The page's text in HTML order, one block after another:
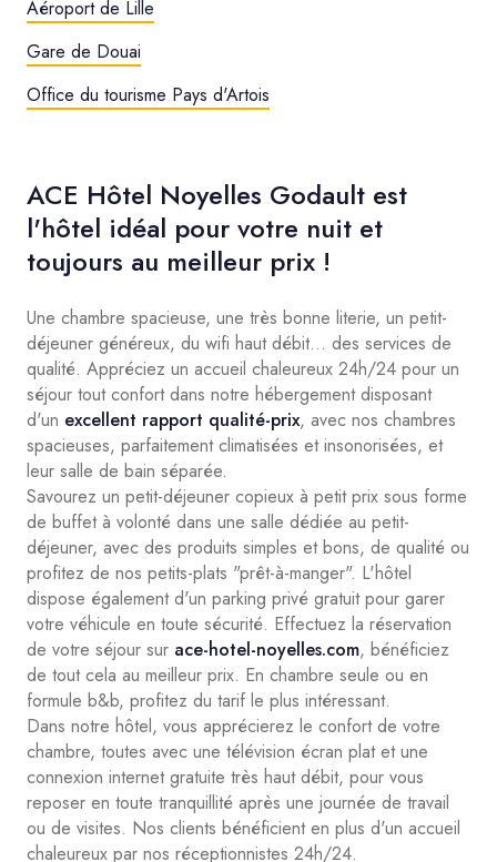
Aéroport de Lille
Gare de Douai
Office du tourisme Pays d'Artois
ACE Hôtel Noyelles Godault est
l'hôtel idéal pour votre nuit et
toujours au meilleur prix !
Une chambre spacieuse, une très bonne literie, un petit-
déjeuner généreux, du wifi haut débit... des services de
qualité. Appréciez un accueil chaleureux 24h/24 pour un
séjour tout confort dans notre hébergement disposant
d'un excellent rapport qualité-prix, avec nos chambres
spacieuses, parfaitement climatisées et insonorisées, et
leur salle de bain séparée.
Savourez un petit-déjeuner copieux à petit prix sous forme
de buffet à volonté dans une salle dédiée au petit-
déjeuner, avec des produits simples et bons, de qualité ou
profitez de nos petits-plats "prêt-à-manger". L'hôtel
dispose également d'un parking privé gratuit pour garer
votre véhicule en toute sécurité. Effectuez la réservation
de votre séjour sur ace-hotel-noyelles.com, bénéficiez
de tout cela au meilleur prix. En chambre seule ou en
formule b&b, profitez du tarif le plus intéressant.
Dans notre hôtel, vous apprécierez le confort de votre
chambre, toutes avec une télévision écran plat et une
connexion internet gratuite très haut débit, pour vous
reposer en toute tranquillité après une journée de travail
ou de visites. Nos clients bénéficient en plus d'un accueil
chaleureux par nos réceptionnistes 24h/24.